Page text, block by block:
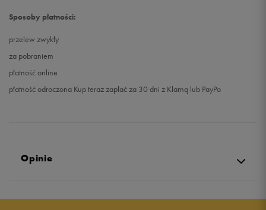
Sposoby płatności:
przelew zwykły
za pobraniem
płatność online
płatność odroczona Kup teraz zapłać za 30 dni z Klarną lub PayPo
Opinie